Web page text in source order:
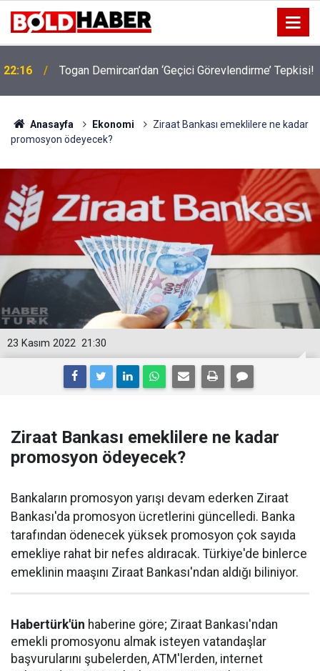
22:16 Togan Demircan’dan ‘Geçici Görevlendirme’ Tepkisi!
19:32 Sıcak Havalarda Ödem Şikayetini Hafife Almayın!
Anasayfa Ekonomi
Ziraat Bankası emeklilere ne kadar
promosyon ödeyecek?
21:30
23 Kasım 2022
Ziraat Bankası emeklilere ne kadar
promosyon ödeyecek?
Bankaların promosyon yarışı devam ederken Ziraat
Bankası'da promosyon ücretlerini güncelledi. Banka
tarafından ödenecek yüksek promosyon çok sayıda
emekliye rahat bir nefes aldıracak. Türkiye'de binlerce
emeklinin maaşını Ziraat Bankası'ndan aldığı biliniyor.
Habertürk'ün haberine göre; Ziraat Bankası'ndan
emekli promosyonu almak isteyen vatandaşlar
başvurularını şubelerden, ATM'lerden, internet